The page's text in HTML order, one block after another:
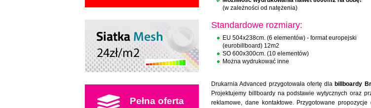
Pełna oferta
(w zależności od natężenia)
Standardowe rozmiary:
EU 504x238cm. (6 elementów) - format europejski
(eurobillboard) 12m2
SO 600x300cm. (10 elementów)
Można wydrukować inne
Drukarnia Advanced przygotowała ofertę dla billboardy
Projektujemy billboardy na podstawie wytycznych oraz
reklamowe, dane kontaktowe. Przygotowane